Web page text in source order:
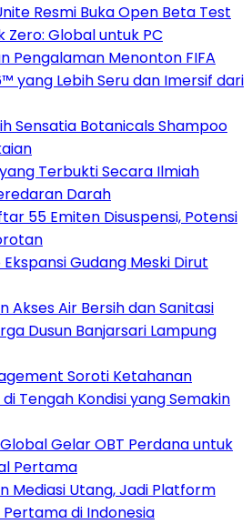
Resmi Buka Open Beta Test
Zero: Global untuk PC
Pengalaman Menonton FIFA
yang Lebih Seru dan Imersif dari
Sensatia Botanicals Shampoo
Terbukti Secara Ilmiah
Darah
55 Emiten Disuspensi, Potensi
Gudang Meski Dirut
Akses Air Bersih dan Sanitasi
Dusun Banjarsari Lampung
Soroti Ketahanan
Tengah Kondisi yang Semakin
Gelar OBT Perdana untuk
Pertama
Mediasi Utang, Jadi Platform
di Indonesia